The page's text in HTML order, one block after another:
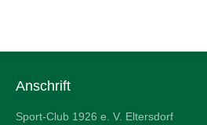
Anschrift
Sport-Club 1926 e. V. Eltersdorf